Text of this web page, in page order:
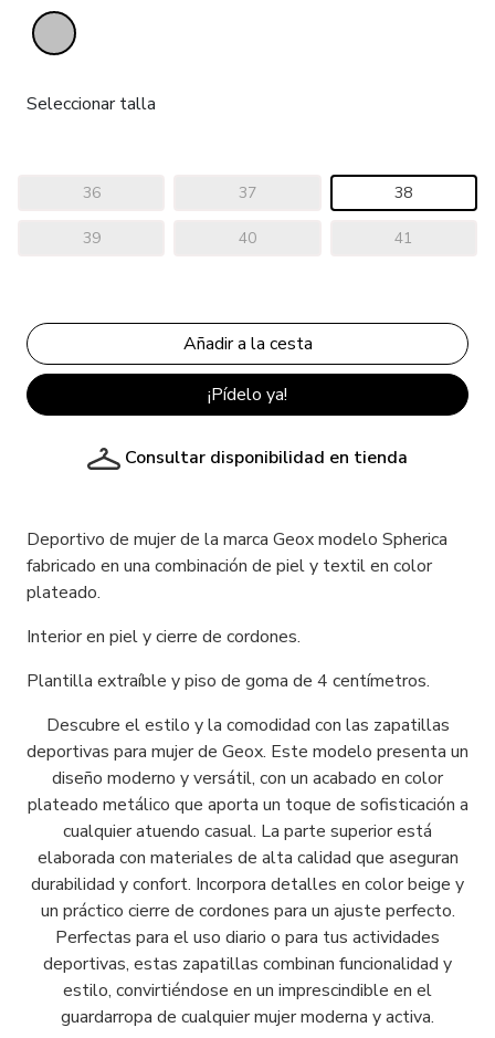
Seleccionar talla
36 37 38
39 40 41
¡Pídelo ya!
Consultar disponibilidad en tienda
Deportivo de mujer de la marca Geox modelo Spherica
fabricado en una combinación de piel y textil en color
plateado.
Interior en piel y cierre de cordones.
Plantilla extraíble y piso de goma de 4 centímetros.
Descubre el estilo y la comodidad con las zapatillas
deportivas para mujer de Geox. Este modelo presenta un
diseño moderno y versátil, con un acabado en color
plateado metálico que aporta un toque de sofisticación a
cualquier atuendo casual. La parte superior está
elaborada con materiales de alta calidad que aseguran
durabilidad y confort. Incorpora detalles en color beige y
un práctico cierre de cordones para un ajuste perfecto.
Perfectas para el uso diario o para tus actividades
deportivas, estas zapatillas combinan funcionalidad y
estilo, convirtiéndose en un imprescindible en el
guardarropa de cualquier mujer moderna y activa.